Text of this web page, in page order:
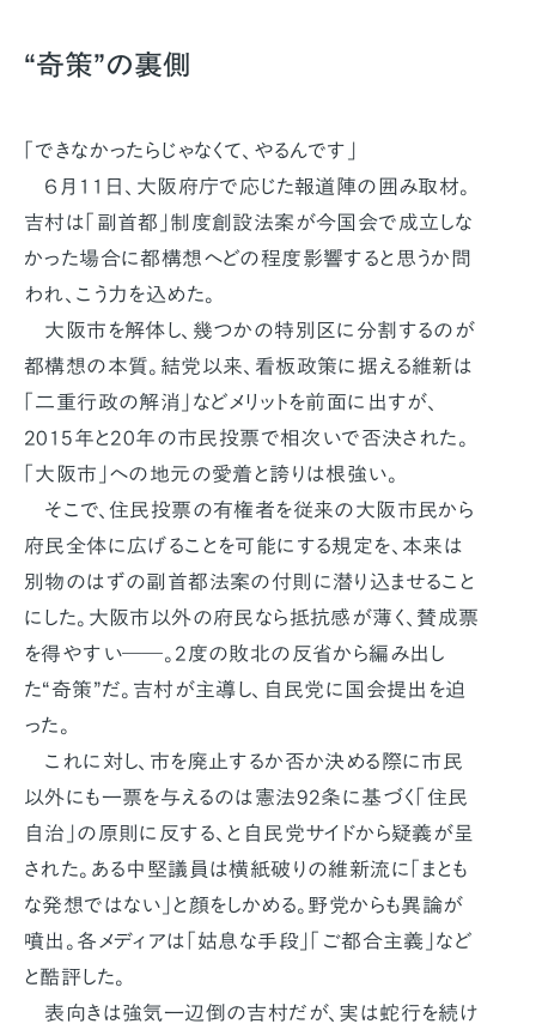
“奇策”の裏側
「できなかったらじゃなくて、やるんです」
６月11日、大阪府庁で応じた報道陣の囲み取材。
吉村は「副首都」制度創設法案が今国会で成立しな
かった場合に都構想へどの程度影響すると思うか問
われ、こう力を込めた。
大阪市を解体し、幾つかの特別区に分割するのが
都構想の本質。結党以来、看板政策に据える維新は
「二重行政の解消」などメリットを前面に出すが、
2015年と20年の市民投票で相次いで否決された。
「大阪市」への地元の愛着と誇りは根強い。
そこで、住民投票の有権者を従来の大阪市民から
府民全体に広げることを可能にする規定を、本来は
別物のはずの副首都法案の付則に潜り込ませること
にした。大阪市以外の府民なら抵抗感が薄く、賛成票
を得やすい――。2度の敗北の反省から編み出し
た“奇策”だ。吉村が主導し、自民党に国会提出を迫
った。
これに対し、市を廃止するか否か決める際に市民
以外にも一票を与えるのは憲法92条に基づく「住民
自治」の原則に反する、と自民党サイドから疑義が呈
された。ある中堅議員は横紙破りの維新流に「まとも
な発想ではない」と顔をしかめる。野党からも異論が
噴出。各メディアは「姑息な手段」「ご都合主義」など
と酷評した。
表向きは強気一辺倒の吉村だが、実は蛇行を続け